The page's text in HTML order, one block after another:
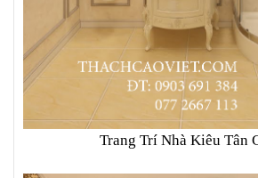
Trang Trí Nhà Kiêu Tân